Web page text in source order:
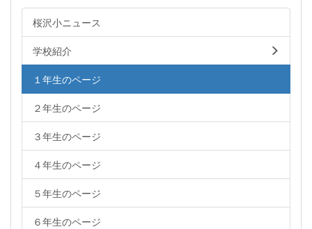
桜沢小ニュース
学校紹介
１年生のページ
２年生のページ
３年生のページ
４年生のページ
５年生のページ
６年生のページ